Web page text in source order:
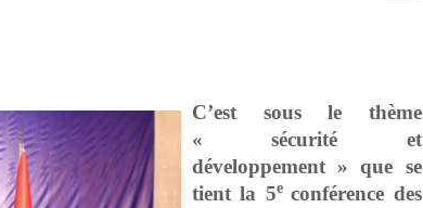
C’est sous le thème
« sécurité et
développement » que se
tient la 5e conférence des